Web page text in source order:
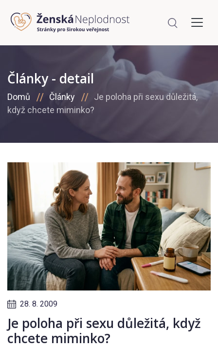
Články - detail
Domů Články
Je poloha při sexu důležitá,
když chcete miminko?
28. 8. 2009
Je poloha při sexu důležitá, když
chcete miminko?